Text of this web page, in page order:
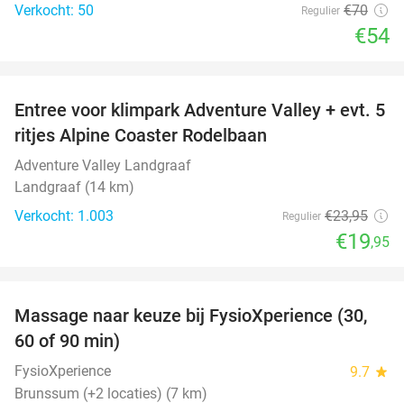
Verkocht: 50
Regulier €70
€54
17%
Entree voor klimpark Adventure Valley + evt. 5
ritjes Alpine Coaster Rodelbaan
Adventure Valley Landgraaf
Landgraaf (14 km)
Verkocht: 1.003
Regulier €23,95
€19,95
44%
Massage naar keuze bij FysioXperience (30,
60 of 90 min)
FysioXperience 9.7 star
Brunssum (+2 locaties) (7 km)